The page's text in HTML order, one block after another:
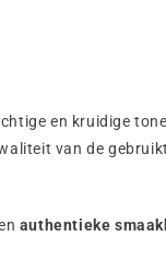
en kruidige
van de
authentieke